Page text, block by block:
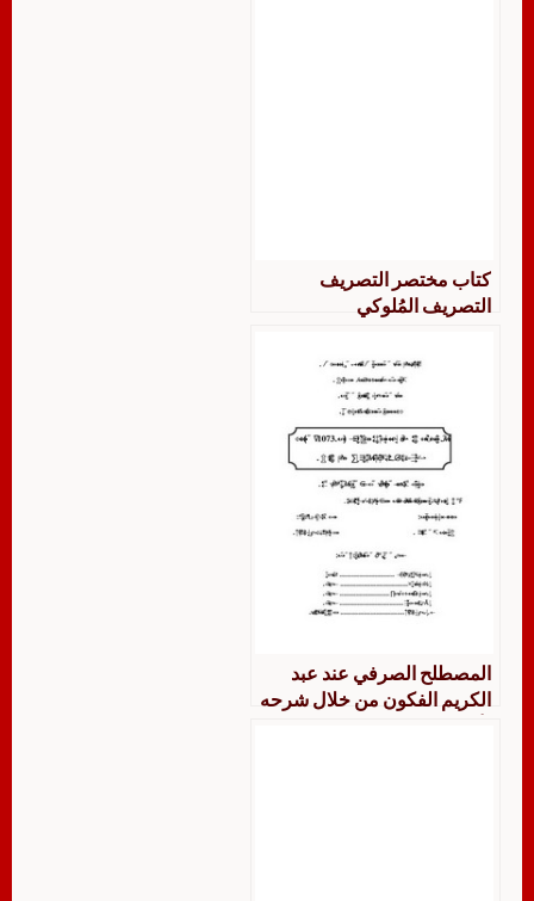
كتاب مختصر التصريف
التصريف المُلوكي
المصطلح الصرفي عند عبد
الكريم الفكون من خلال شرحه